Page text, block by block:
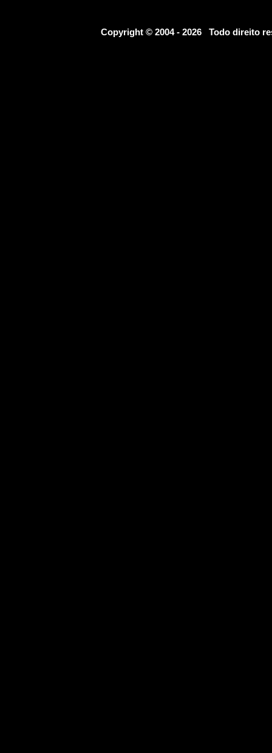
Copyright © 2004 - 2026 Todo direito